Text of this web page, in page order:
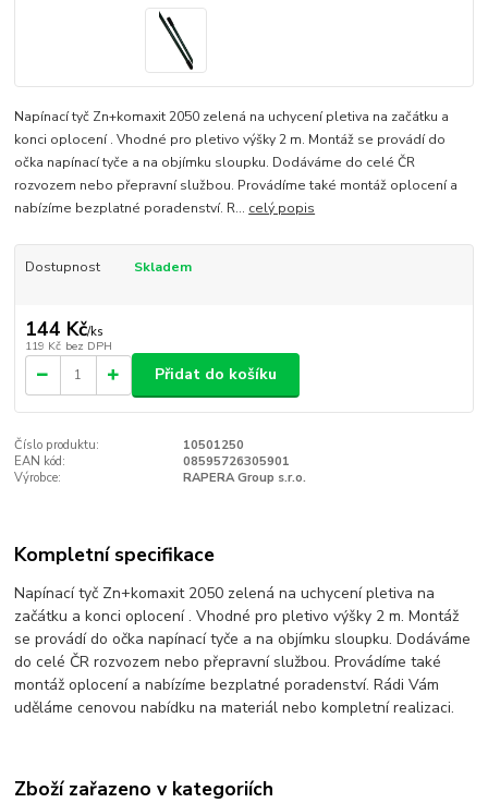
Napínací tyč Zn+komaxit 2050 zelená na uchycení pletiva na začátku a
konci oplocení . Vhodné pro pletivo výšky 2 m. Montáž se provádí do
očka napínací tyče a na objímku sloupku. Dodáváme do celé ČR
rozvozem nebo přepravní službou. Provádíme také montáž oplocení a
nabízíme bezplatné poradenství. R... celý popis
Dostupnost Skladem
144 Kč/ks
119 Kč bez DPH
Přidat do košíku
Číslo produktu:
10501250
EAN kód:
08595726305901
Výrobce:
RAPERA Group s.r.o.
Kompletní specifikace
Napínací tyč Zn+komaxit 2050 zelená na uchycení pletiva na
začátku a konci oplocení . Vhodné pro pletivo výšky 2 m. Montáž
se provádí do očka napínací tyče a na objímku sloupku. Dodáváme
do celé ČR rozvozem nebo přepravní službou. Provádíme také
montáž oplocení a nabízíme bezplatné poradenství. Rádi Vám
uděláme cenovou nabídku na materiál nebo kompletní realizaci.
Zboží zařazeno v kategoriích